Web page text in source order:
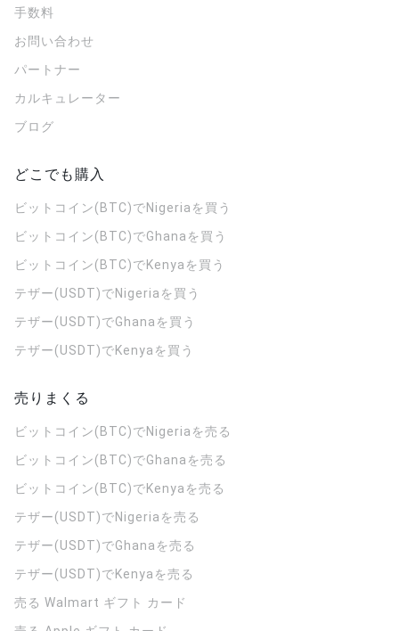
手数料
お問い合わせ
パートナー
カルキュレーター
ブログ
どこでも購入
ビットコイン(BTC)でNigeriaを買う
ビットコイン(BTC)でGhanaを買う
ビットコイン(BTC)でKenyaを買う
テザー(USDT)でNigeriaを買う
テザー(USDT)でGhanaを買う
テザー(USDT)でKenyaを買う
売りまくる
ビットコイン(BTC)でNigeriaを売る
ビットコイン(BTC)でGhanaを売る
ビットコイン(BTC)でKenyaを売る
テザー(USDT)でNigeriaを売る
テザー(USDT)でGhanaを売る
テザー(USDT)でKenyaを売る
売る Walmart ギフト カード